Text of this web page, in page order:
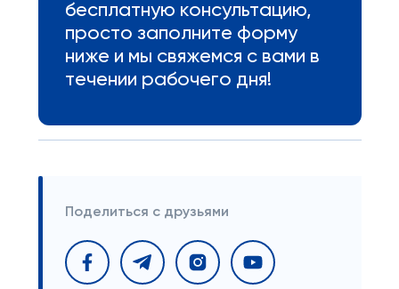
бесплатную консультацию,
просто заполните форму
ниже и мы свяжемся с вами в
течении рабочего дня!
Поделиться с друзьями